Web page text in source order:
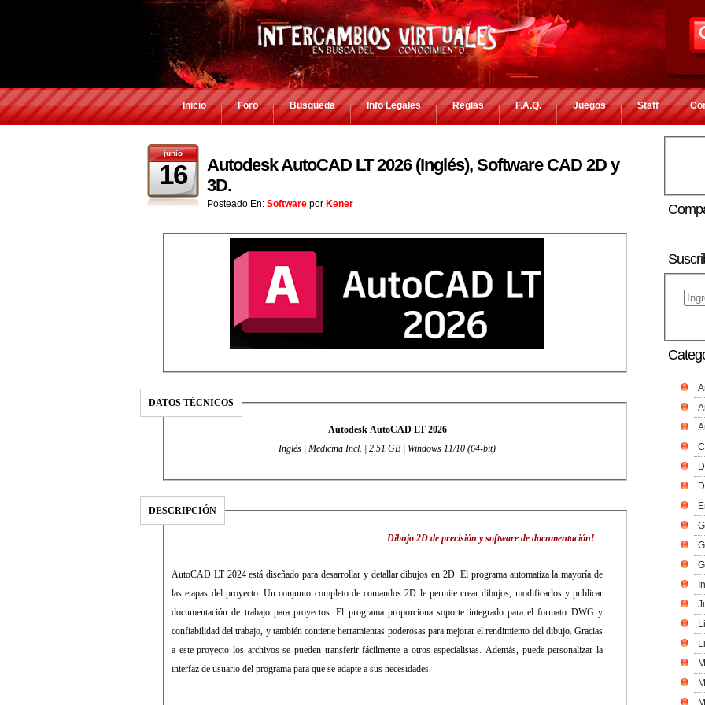
Inicio Foro Busqueda Info Legales Reglas F.A.Q. Juegos Staff
junio
16
Autodesk AutoCAD LT 2026 (Inglés), Software CAD 2D y
3D.
Posteado En: Software por Kener
DATOS TÉCNICOS
Autodesk AutoCAD LT 2026
Inglés | Medicina Incl. | 2.51 GB | Windows 11/10 (64-bit)
DESCRIPCIÓN
Dibujo 2D de precisión y software de documentación!
AutoCAD LT 2024 está diseñado para desarrollar y detallar dibujos en 2D. El programa automatiza la mayoría de
las etapas del proyecto. Un conjunto completo de comandos 2D le permite crear dibujos, modificarlos y publicar
documentación de trabajo para proyectos. El programa proporciona soporte integrado para el formato DWG y
confiabilidad del trabajo, y también contiene herramientas poderosas para mejorar el rendimiento del dibujo. Gracias
a este proyecto los archivos se pueden transferir fácilmente a otros especialistas. Además, puede personalizar la
interfaz de usuario del programa para que se adapte a sus necesidades.